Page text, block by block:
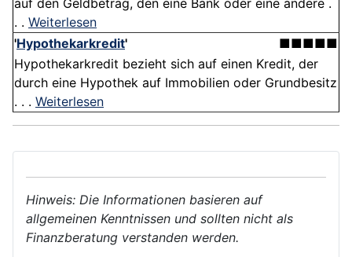
auf den Geldbetrag, den eine Bank oder eine andere .
. . Weiterlesen
'Hypothekarkredit'
■■■■■
Hypothekarkredit bezieht sich auf einen Kredit, der
durch eine Hypothek auf Immobilien oder Grundbesitz
. . . Weiterlesen
Hinweis: Die Informationen basieren auf
allgemeinen Kenntnissen und sollten nicht als
Finanzberatung verstanden werden.